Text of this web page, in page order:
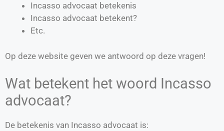
Incasso advocaat betekenis
Incasso advocaat betekent?
Etc.
Op deze website geven we antwoord op deze vragen!
Wat betekent het woord Incasso
advocaat?
De betekenis van Incasso advocaat is: